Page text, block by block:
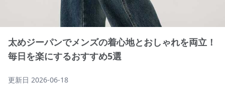
太めジーパンでメンズの着心地とおしゃれを両立！
毎日を楽にするおすすめ5選
更新日 2026-06-18